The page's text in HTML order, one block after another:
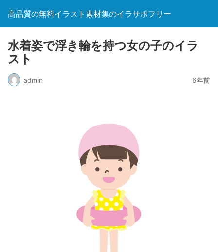
高品質の無料イラスト素材集のイラサポフリー
水着姿で浮き輪を持つ女の子のイラ
スト
admin 6年前